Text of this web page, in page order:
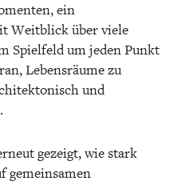
ein
Weitblick über viele
Spielfeld um jeden Punkt
Lebensräume zu
und
gezeigt, wie stark
gemeinsamen